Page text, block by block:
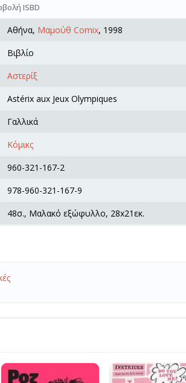
ISBD
Αθήνα, Μαμούθ Comix, 1998
Βιβλίο
Αστερίξ
Astérix aux Jeux Olympiques
Γαλλικά
Κόμικς
960-321-167-2
978-960-321-167-9
48σ., Μαλακό εξώφυλλο, 28x21εκ.